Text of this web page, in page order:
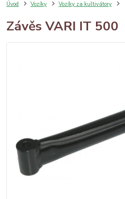
Úvod Vozíky Vozíky za kultivátory
Závěs VARI IT 500